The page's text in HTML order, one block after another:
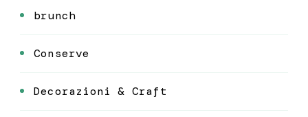
brunch
Conserve
Decorazioni & Craft